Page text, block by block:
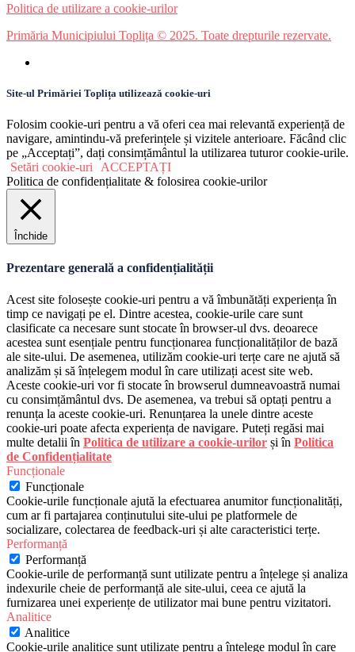
Politica de utilizare a cookie-urilor
Primăria Municipiului Toplița © 2025. Toate drepturile rezervate.
Site-ul Primăriei Toplița utilizează cookie-uri
Folosim cookie-uri pentru a vă oferi cea mai relevantă experiență de
navigare, amintindu-vă preferințele și vizitele anterioare. Făcând clic
pe „Acceptați”, dați consimțământul la utilizarea tuturor cookie-urile.
Setări cookie-uri
ACCEPTAȚI
Politica de confidențialitate & folosirea cookie-urilor
Închide
Prezentare generală a confidențialității
Acest site folosește cookie-uri pentru a vă îmbunătăți experiența în
timp ce navigați pe el. Dintre acestea, cookie-urile care sunt
clasificate ca necesare sunt stocate în browser-ul dvs. deoarece
acestea sunt esențiale pentru funcționarea funcționalităților de bază
ale site-ului. De asemenea, utilizăm cookie-uri terțe care ne ajută să
analizăm și să înțelegem modul în care utilizați acest site web.
Aceste cookie-uri vor fi stocate în browserul dumneavoastră numai
cu consimțământul dvs. De asemenea, va trebui să optați pentru a
renunța la aceste cookie-uri. Renunțarea la unele dintre aceste
cookie-uri poate afecta experiența de navigare. Puteți regăsi mai
multe detalii în Politica de utilizare a cookie-urilor și în Politica
de Confidențialitate
Funcționale
Funcționale
Cookie-urile funcționale ajută la efectuarea anumitor funcționalități,
cum ar fi partajarea conținutului site-ului pe platformele de
socializare, colectarea de feedback-uri și alte caracteristici terțe.
Performanță
Performanță
Cookie-urile de performanță sunt utilizate pentru a înțelege și analiza
indexurile cheie de performanță ale site-ului, ceea ce ajută la
furnizarea unei experiențe de utilizator mai bune pentru vizitatori.
Analitice
Analitice
Cookie-urile analitice sunt utilizate pentru a înțelege modul în care